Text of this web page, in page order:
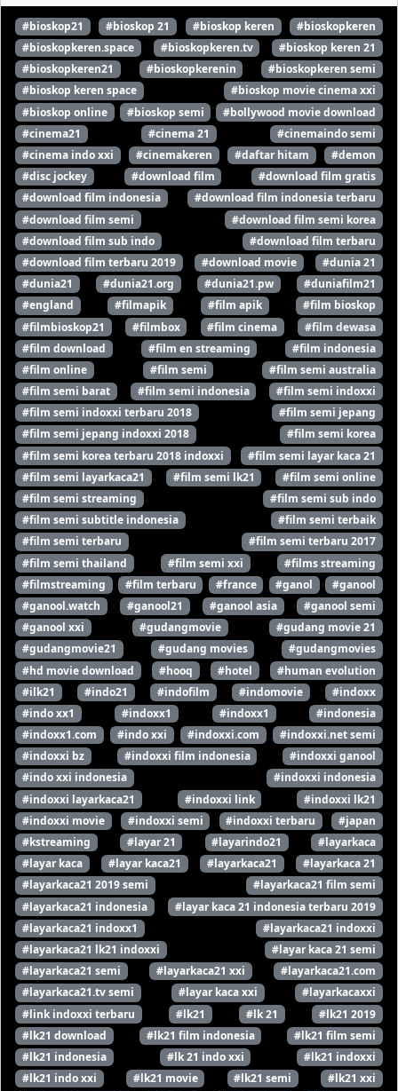
#bioskop21 #bioskop 21 #bioskop keren
#bioskopkeren
#bioskopkeren.space
#bioskopkeren.tv
#bioskop keren 21
#bioskopkeren21
#bioskopkerenin
#bioskopkeren semi
#bioskop keren space
#bioskop movie cinema xxi
#bioskop online
#bioskop semi
#bollywood movie download
#cinema21
#cinema 21
#cinemaindo semi
#cinema indo xxi
#cinemakeren #daftar hitam
#demon
#disc jockey
#download film
#download film gratis
#download film indonesia
#download film indonesia terbaru
#download film semi
#download film semi korea
#download film sub indo
#download film terbaru
#download film terbaru 2019
#download movie
#dunia 21
#dunia21
#dunia21.org #dunia21.pw
#duniafilm21
#england
#filmapik #film apik
#film bioskop
#filmbioskop21
#filmbox #film cinema
#film dewasa
#film download
#film en streaming
#film indonesia
#film online
#film semi
#film semi australia
#film semi barat
#film semi indonesia
#film semi indoxxi
#film semi indoxxi terbaru 2018
#film semi jepang
#film semi jepang indoxxi 2018
#film semi korea
#film semi korea terbaru 2018 indoxxi
#film semi layar kaca 21
#film semi layarkaca21
#film semi lk21
#film semi online
#film semi streaming
#film semi sub indo
#film semi subtitle indonesia
#film semi terbaik
#film semi terbaru
#film semi terbaru 2017
#film semi thailand
#film semi xxi
#films streaming
#filmstreaming
#film terbaru #france #ganol
#ganool
#ganool.watch
#ganool21 #ganool asia
#ganool semi
#ganool xxi
#gudangmovie
#gudang movie 21
#gudangmovie21
#gudang movies
#gudangmovies
#hd movie download
#hooq #hotel
#human evolution
#ilk21
#indo21 #indofilm #indomovie
#indoxx
#indo xx1
#indoxx1 #indoxx1
#indonesia
#indoxx1.com
#indo xxi #indoxxi.com
#indoxxi.net semi
#indoxxi bz
#indoxxi film indonesia
#indoxxi ganool
#indo xxi indonesia
#indoxxi indonesia
#indoxxi layarkaca21
#indoxxi link
#indoxxi lk21
#indoxxi movie
#indoxxi semi #indoxxi terbaru
#japan
#kstreaming
#layar 21 #layarindo21
#layarkaca
#layar kaca
#layar kaca21 #layarkaca21
#layarkaca 21
#layarkaca21 2019 semi
#layarkaca21 film semi
#layarkaca21 indonesia
#layar kaca 21 indonesia terbaru 2019
#layarkaca21 indoxx1
#layarkaca21 indoxxi
#layarkaca21 lk21 indoxxi
#layar kaca 21 semi
#layarkaca21 semi
#layarkaca21 xxi
#layarkaca21.com
#layarkaca21.tv semi
#layar kaca xxi
#layarkacaxxi
#link indoxxi terbaru
#lk21 #lk 21
#lk21 2019
#lk21 download
#lk21 film indonesia
#lk21 film semi
#lk21 indonesia
#lk 21 indo xxi
#lk21 indoxxi
#lk21 indo xxi
#lk21 movie #lk21 semi
#lk21 xxi